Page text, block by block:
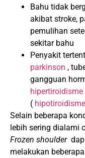
Bahu tidak
akibat stroke,
pemulihan
sekitar bahu
Penyakit
parkinson ,
gangguan
hipertiroidisme
( hipotiroidisme
Selain beberapa
lebih sering dialami
Frozen shoulder
melakukan